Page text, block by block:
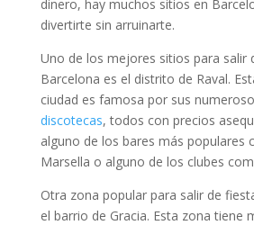
dinero, hay muchos sitios en
divertirte sin arruinarte.
Uno de los mejores sitios para salir
Barcelona es el distrito de Raval.
ciudad es famosa por sus
discotecas, todos con precios
alguno de los bares más populares
Marsella o alguno de los clubes
Otra zona popular para salir de
el barrio de Gracia. Esta zona tiene